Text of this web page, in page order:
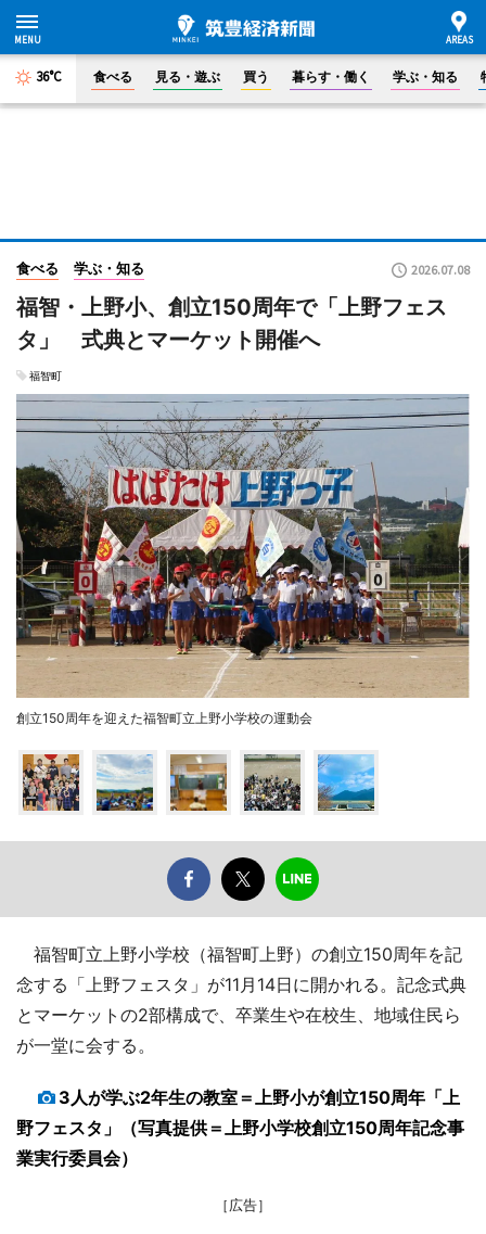
36°C 食べる 見る・遊ぶ 買う 暮らす・働く 学ぶ・知る
食べる 学ぶ・知る 2026.07.08
福智・上野小、創立150周年で「上野フェス
タ」 式典とマーケット開催へ
福智町
創立150周年を迎えた福智町立上野小学校の運動会
福智町立上野小学校（福智町上野）の創立150周年を記
念する「上野フェスタ」が11月14日に開かれる。記念式典
とマーケットの2部構成で、卒業生や在校生、地域住民ら
が一堂に会する。
3人が学ぶ2年生の教室＝上野小が創立150周年「上
野フェスタ」（写真提供＝上野小学校創立150周年記念事
業実行委員会）
［広告］